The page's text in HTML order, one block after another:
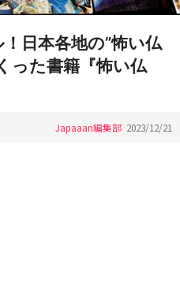
日本各地の”怖い仏
った書籍『怖い仏
Japaaan編集部 2023/12/21